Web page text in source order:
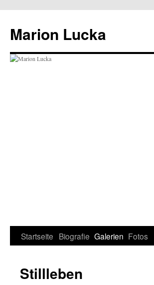
Marion Lucka
Zum
springen
Startseite Biografie Galerien Fotos
Stillleben